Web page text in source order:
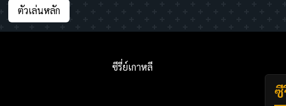
ตัวเล่นหลัก
ซีรี่ย์เกาหลี